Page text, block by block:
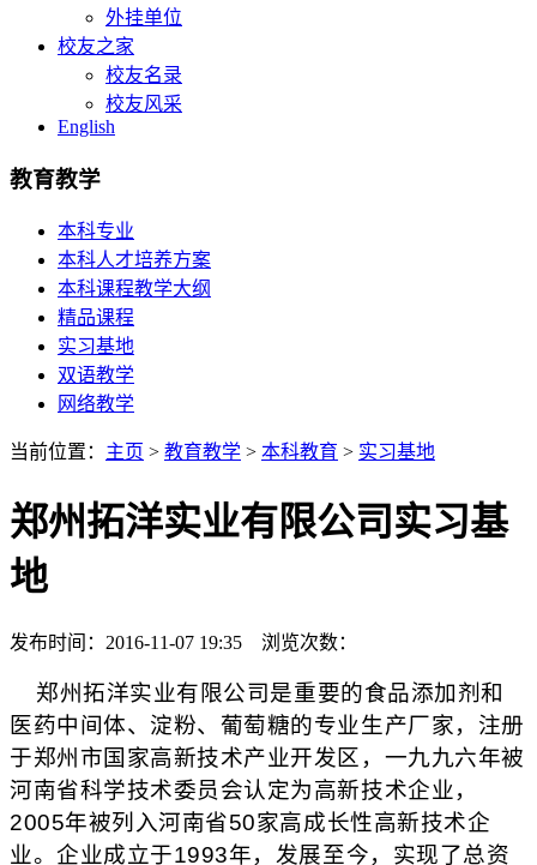
外挂单位
校友之家
校友名录
校友风采
English
教育教学
本科专业
本科人才培养方案
本科课程教学大纲
精品课程
实习基地
双语教学
网络教学
当前位置： 主页 > 教育教学 > 本科教育 > 实习基地
郑州拓洋实业有限公司实习基
地
发布时间：2016-11-07 19:35 浏览次数：
郑州拓洋实业有限公司是重要的食品添加剂和
医药中间体、淀粉、葡萄糖的专业生产厂家，注册
于郑州市国家高新技术产业开发区，一九九六年被
河南省科学技术委员会认定为高新技术企业，
2005年被列入河南省50家高成长性高新技术企
业。企业成立于1993年，发展至今，实现了总资